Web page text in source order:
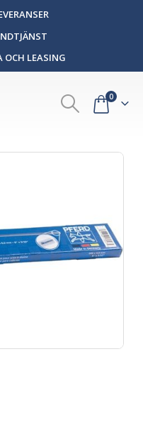
OCH LEASING
0